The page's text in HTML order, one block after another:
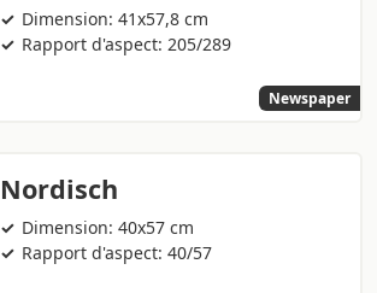
Dimension: 41x57,8 cm
Rapport d'aspect: 205/289
Newspaper
Nordisch
Dimension: 40x57 cm
Rapport d'aspect: 40/57